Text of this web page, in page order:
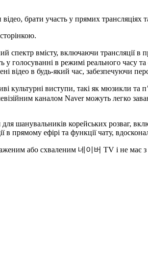
брати участь у прямих трансляціях
вмісту, включаючи трансляції в
у голосуванні в режимі реального часу
відео в будь-який час, забезпечуючи
культурні виступи, такі як мюзикли та
каналом Naver можуть легко
шанувальників корейських розваг,
прямому ефірі та функції чату,
або схваленим 네이버 TV і не має